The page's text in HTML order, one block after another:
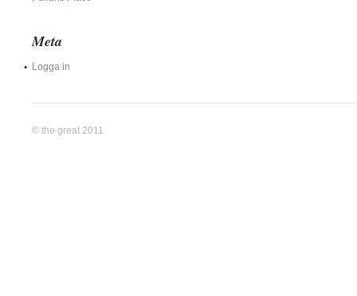
Meta
Logga in
© the great 2011